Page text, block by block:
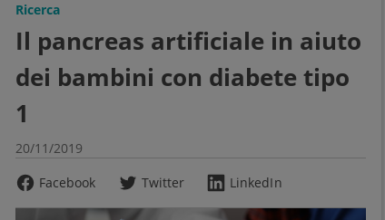
Ricerca
Il pancreas artificiale in aiuto
dei bambini con diabete tipo
1
20/11/2019
Facebook
Twitter LinkedIn